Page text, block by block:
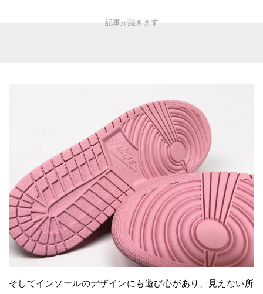
そしてインソールのデザインにも遊び心があり、見えない所